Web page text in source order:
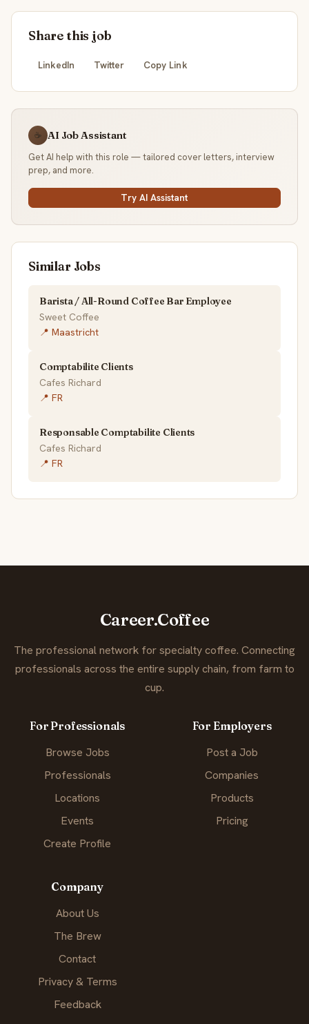
Share this job
LinkedIn Twitter Copy Link
☕ AI Job Assistant
Get AI help with this role — tailored cover letters, interview
prep, and more.
Try AI Assistant
Similar Jobs
Barista / All-Round Coffee Bar Employee
Sweet Coffee
📍 Maastricht
Comptabilite Clients
Cafes Richard
📍 FR
Responsable Comptabilite Clients
Cafes Richard
📍 FR
Career.Coffee
The professional network for specialty coffee. Connecting
professionals across the entire supply chain, from farm to
cup.
For Professionals
Browse Jobs
Professionals
Locations
Events
Create Profile
For Employers
Post a Job
Companies
Products
Pricing
Company
About Us
The Brew
Contact
Privacy & Terms
Feedback